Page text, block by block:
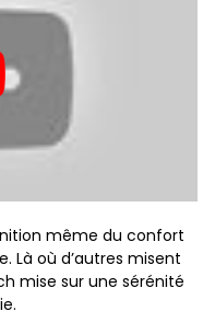
même du confort
Là où d’autres misent
mise sur une sérénité